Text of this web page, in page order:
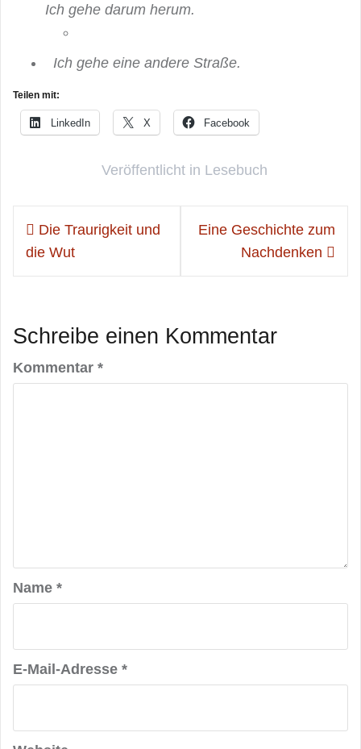
Ich gehe darum herum.
Ich gehe eine andere Straße.
Teilen mit:
LinkedIn X Facebook
Veröffentlicht in Lesebuch
Beitragsnavigation
Die Traurigkeit und
die Wut
Eine Geschichte zum
Nachdenken
Schreibe einen Kommentar
Kommentar *
Name *
E-Mail-Adresse *